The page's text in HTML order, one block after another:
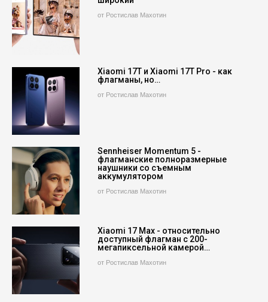
от Ростислав Махотин
Xiaomi 17T и Xiaomi 17T Pro - как
флагманы, но…
от Ростислав Махотин
Sennheiser Momentum 5 -
флагманские полноразмерные
наушники со съемным
аккумулятором
от Ростислав Махотин
Xiaomi 17 Max - относительно
доступный флагман с 200-
мегапиксельной камерой…
от Ростислав Махотин